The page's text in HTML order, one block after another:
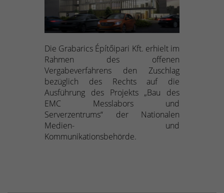
Die Grabarics Építőipari Kft. erhielt im
Rahmen des offenen
Vergabeverfahrens den Zuschlag
bezüglich des Rechts auf die
Ausführung des Projekts „Bau des
EMC Messlabors und
Serverzentrums“ der Nationalen
Medien- und
Kommunikationsbehörde.